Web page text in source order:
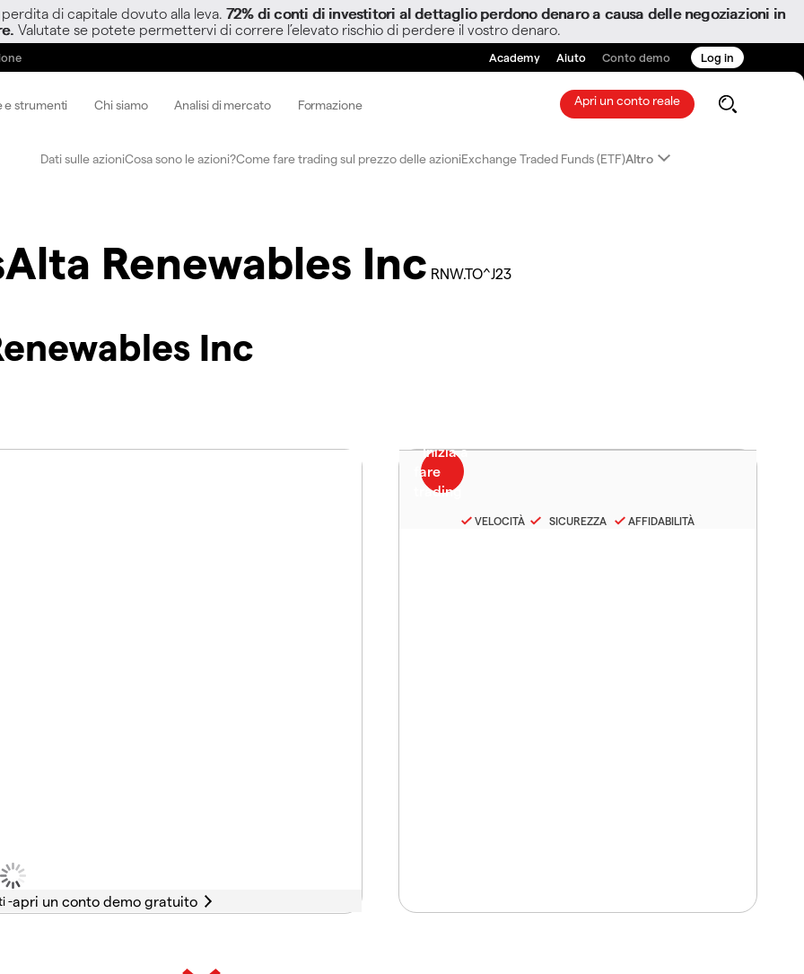
di capitale dovuto alla leva. 72% di conti di investitori al dettaglio perdono denaro a causa delle negoziazioni in
Valutate se potete permettervi di correre l’elevato rischio di perdere il vostro denaro.
Academy Aiuto Conto demo Log in
e strumenti Chi siamo Analisi di mercato Formazione Apri un conto reale
Dati sulle azioniCosa sono le azioni?Come fare trading sul prezzo delle azioniExchange Traded Funds (ETF)Altro
Renewables Inc RNW.TO^J23
Inc
-
VELOCITÀ SICUREZZA AFFIDABILITÀ